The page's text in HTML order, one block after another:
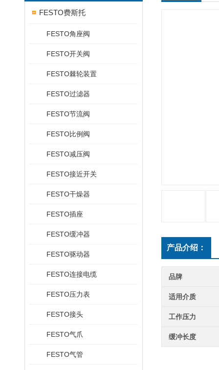
FESTO费斯托
FESTO角座阀
FESTO开关阀
FESTO棘轮装置
FESTO过滤器
FESTO节流阀
FESTO比例阀
FESTO减压阀
FESTO接近开关
FESTO干燥器
FESTO插座
FESTO缓冲器
FESTO驱动器
FESTO连接电缆
FESTO压力表
FESTO接头
FESTO气爪
FESTO气管
产品介绍：
品牌
适用介质
工作压力
缓冲长度